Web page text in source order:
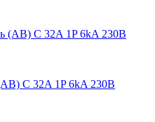
C 32A 1P 6kA 230В